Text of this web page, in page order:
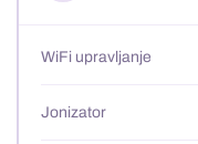
WiFi upravljanje
Jonizator